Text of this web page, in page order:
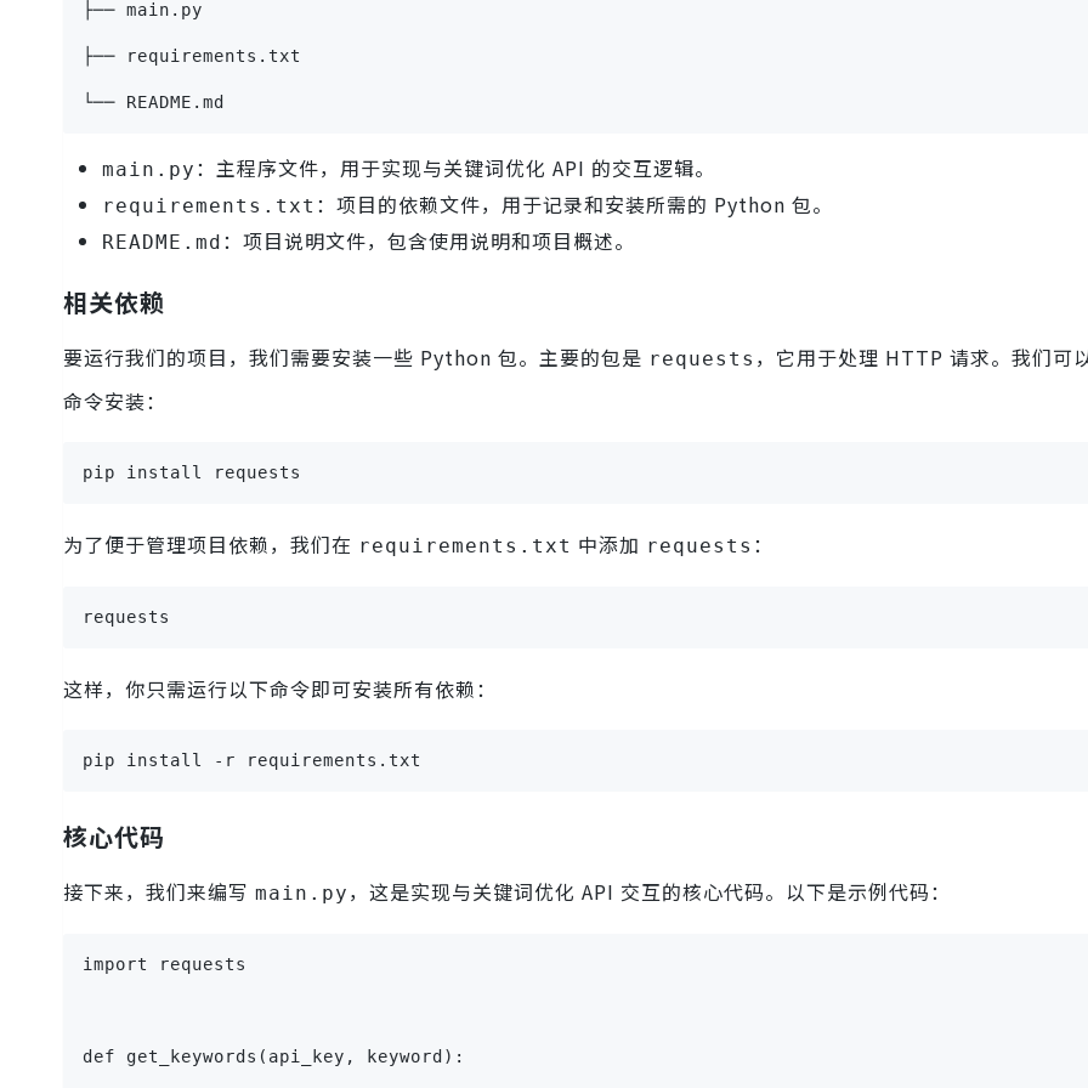
├── main.py
├── requirements.txt
└── README.md
main.py ：主程序文件，用于实现与关键词优化 API 的交互逻辑。
requirements.txt ：项目的依赖文件，用于记录和安装所需的 Python 包。
README.md ：项目说明文件，包含使用说明和项目概述。
相关依赖
要运行我们的项目，我们需要安装一些 Python 包。主要的包是 requests ，它用于处理 HTTP 请求。我们可
命令安装：
pip install requests
为了便于管理项目依赖，我们在 requirements.txt 中添加 requests ：
requests
这样，你只需运行以下命令即可安装所有依赖：
pip install -r requirements.txt
核心代码
接下来，我们来编写 main.py ，这是实现与关键词优化 API 交互的核心代码。以下是示例代码：
import requests
def get_keywords(api_key, keyword):